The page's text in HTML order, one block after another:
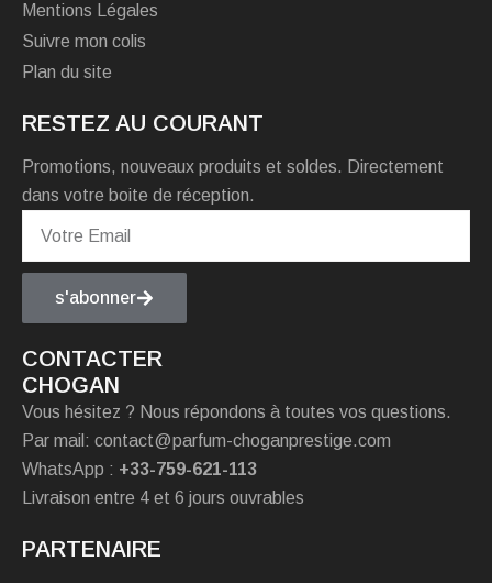
Mentions Légales
Suivre mon colis
Plan du site
RESTEZ AU COURANT
Promotions, nouveaux produits et soldes. Directement
dans votre boite de réception.
s'abonner
CONTACTER
CHOGAN
Vous hésitez ? Nous répondons à toutes vos questions.
Par mail: contact@parfum-choganprestige.com
WhatsApp : +33-759-621-113
Livraison entre 4 et 6 jours ouvrables
PARTENAIRE